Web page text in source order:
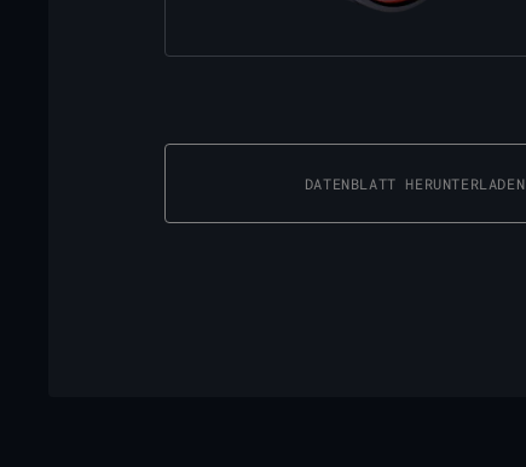
DATENBLATT HERUNTERLADEN